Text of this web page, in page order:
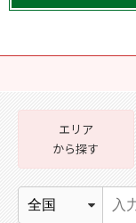
エリア
から探す